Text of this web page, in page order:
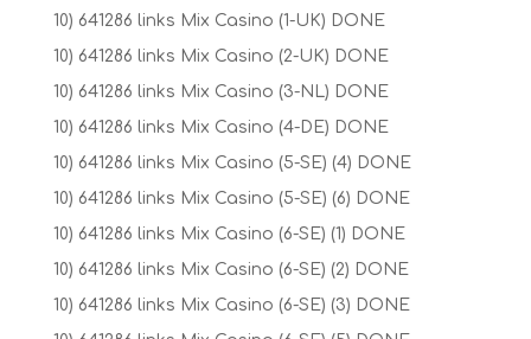
10) 641286 links Mix Casino (1-UK) DONE
10) 641286 links Mix Casino (2-UK) DONE
10) 641286 links Mix Casino (3-NL) DONE
10) 641286 links Mix Casino (4-DE) DONE
10) 641286 links Mix Casino (5-SE) (4) DONE
10) 641286 links Mix Casino (5-SE) (6) DONE
10) 641286 links Mix Casino (6-SE) (1) DONE
10) 641286 links Mix Casino (6-SE) (2) DONE
10) 641286 links Mix Casino (6-SE) (3) DONE